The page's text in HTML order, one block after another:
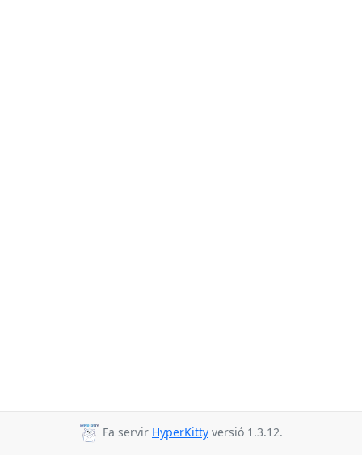
Fa servir HyperKitty versió 1.3.12.